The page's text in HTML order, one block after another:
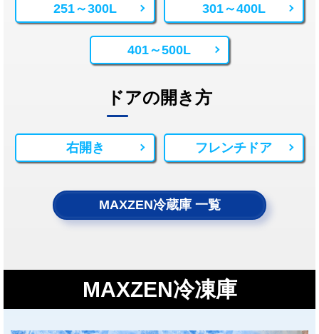
251～300L 301～400L
401～500L
ドアの開き方
右開き フレンチドア
MAXZEN冷蔵庫 一覧
MAXZEN冷凍庫